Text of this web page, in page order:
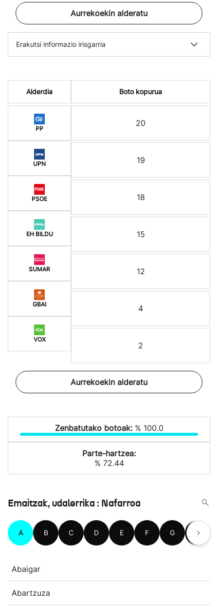
Aurrekoekin alderatu
Erakutsi informazio irisgarria
Alderdia
PP
UPN
PSOE
EH BILDU
SUMAR
GBAI
VOX
Boto kopurua
20
19
18
15
12
4
2
Aurrekoekin alderatu
Zenbatutako botoak: % 100.0
Parte-hartzea:
% 72.44
Emaitzak, udalerrika : Nafarroa
A B C D E F G H
Abaigar
Abartzuza